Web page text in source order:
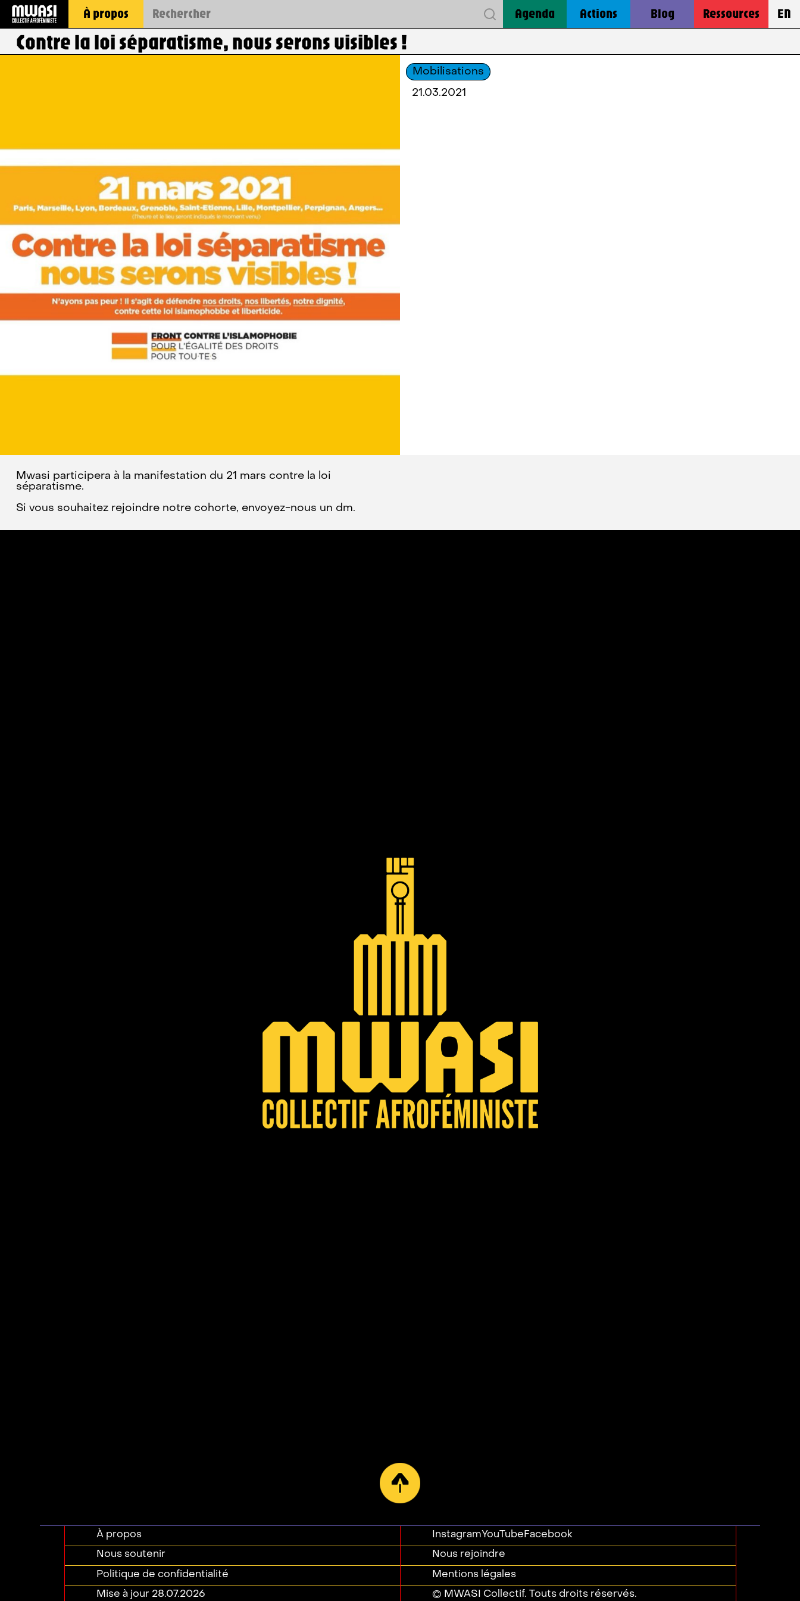
À propos Agenda Actions Blog Ressources EN
Contre la loi séparatisme, nous serons visibles !
Mobilisations
21.03.2021
Mwasi participera à la manifestation du 21 mars contre la loi
séparatisme.
Si vous souhaitez rejoindre notre cohorte, envoyez-nous un dm.
À propos
Nous soutenir
Politique de confidentialité
Mise à jour 28.07.2026
InstagramYouTube Facebook
Nous rejoindre
Mentions légales
© MWASI Collectif. Touts droits réservés.